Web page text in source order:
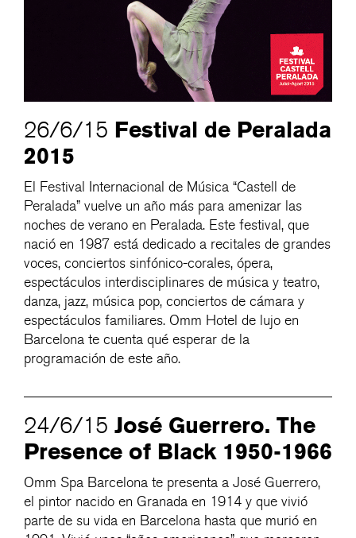
26/6/15 Festival de Peralada
2015
El Festival Internacional de Música “Castell de
Peralada” vuelve un año más para amenizar las
noches de verano en Peralada. Este festival, que
nació en 1987 está dedicado a recitales de grandes
voces, conciertos sinfónico-corales, ópera,
espectáculos interdisciplinares de música y teatro,
danza, jazz, música pop, conciertos de cámara y
espectáculos familiares. Omm Hotel de lujo en
Barcelona te cuenta qué esperar de la
programación de este año.
24/6/15 José Guerrero. The
Presence of Black 1950-1966
Omm Spa Barcelona te presenta a José Guerrero,
el pintor nacido en Granada en 1914 y que vivió
parte de su vida en Barcelona hasta que murió en